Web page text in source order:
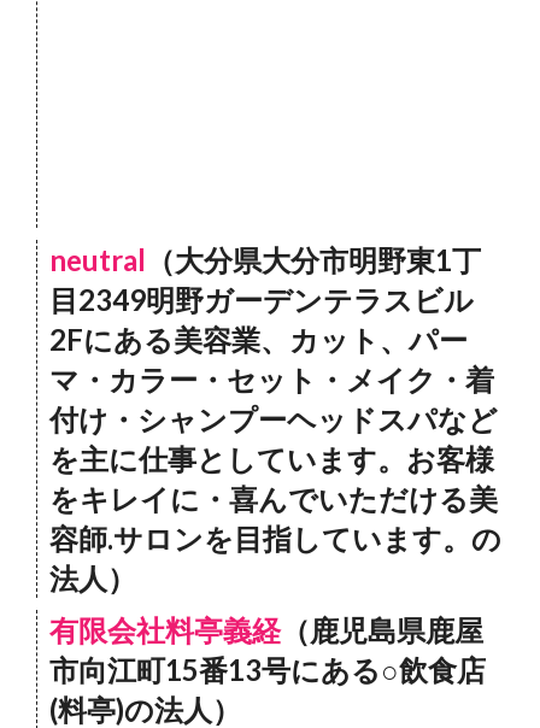
neutral （大分県大分市明野東1丁
目2349明野ガーデンテラスビル
2Fにある美容業、カット、パー
マ・カラー・セット・メイク・着
付け・シャンプーヘッドスパなど
を主に仕事としています。お客様
をキレイに・喜んでいただける美
容師.サロンを目指しています。の
法人）
有限会社料亭義経（鹿児島県鹿屋
市向江町15番13号にある○飲食店
(料亭)の法人）